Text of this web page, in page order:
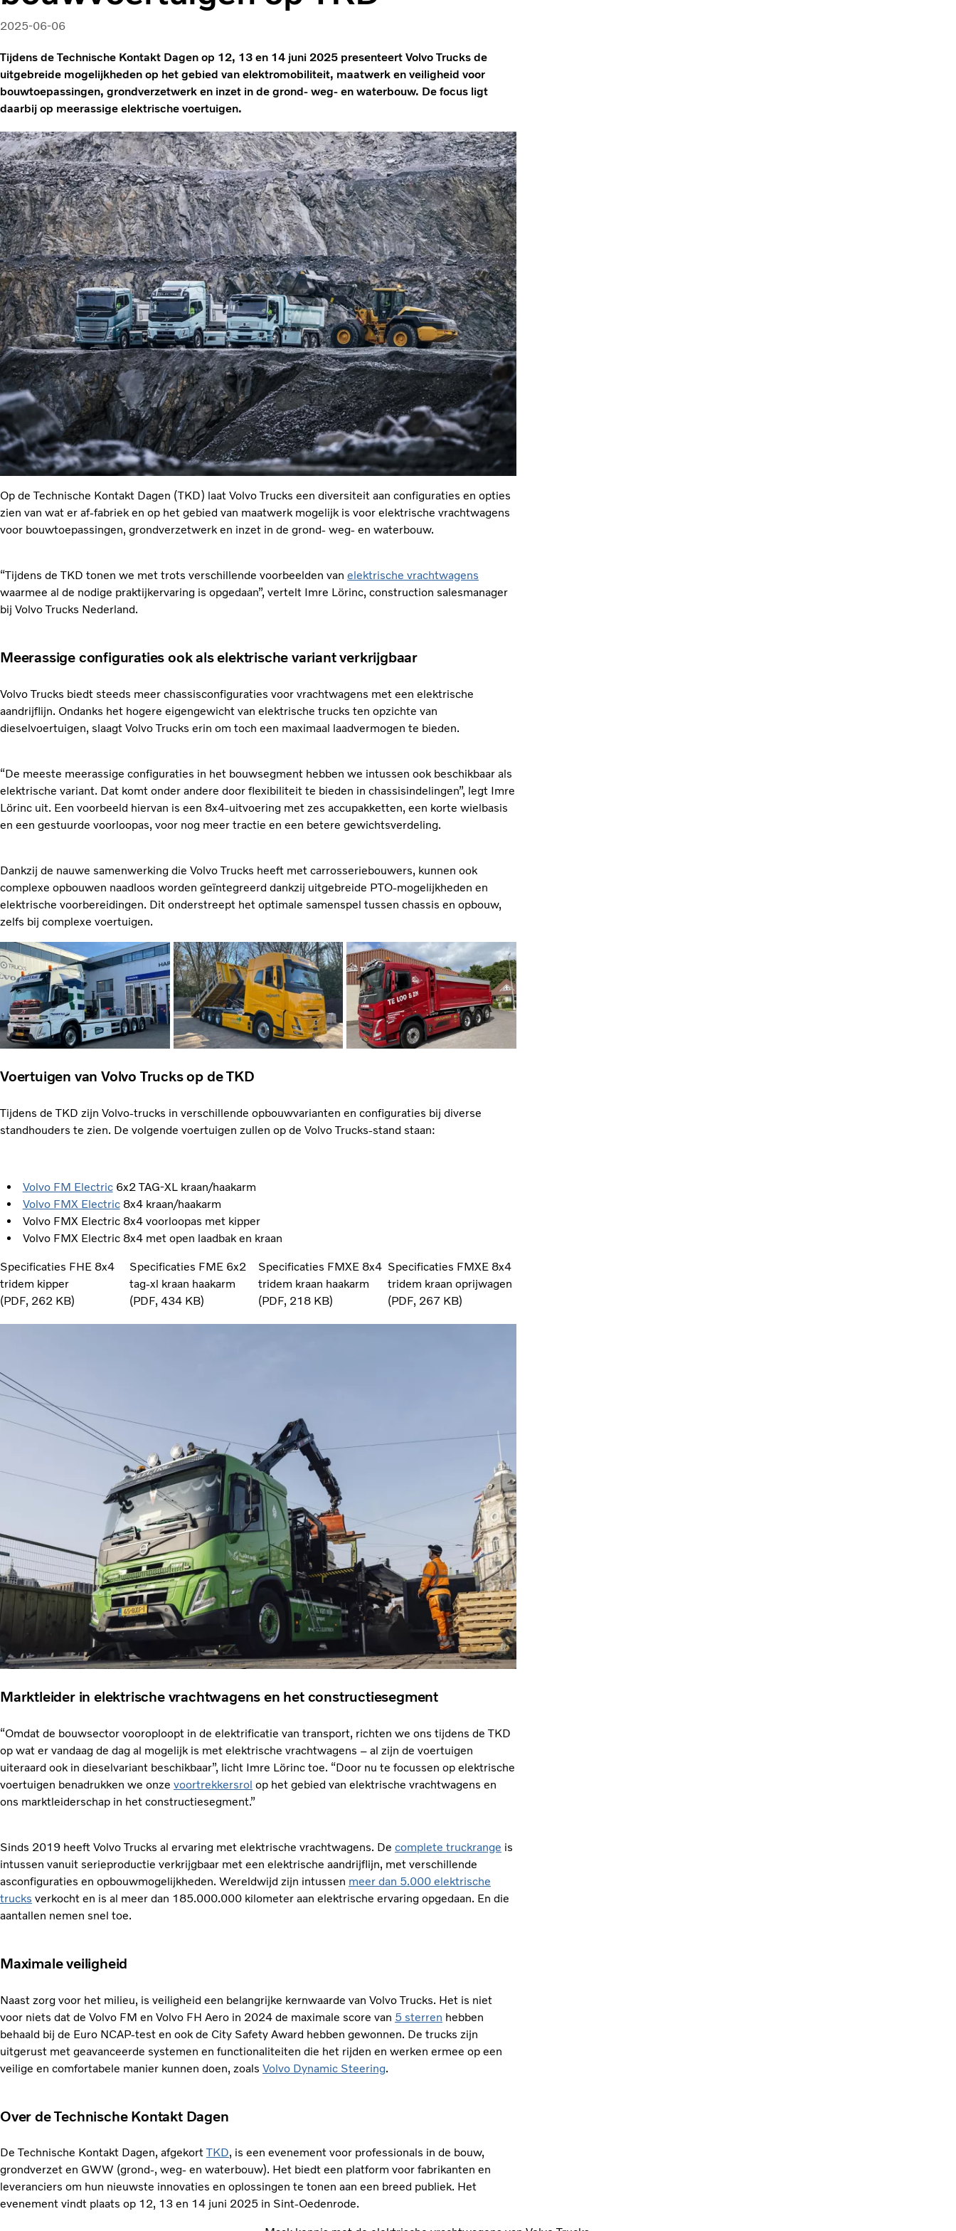
2025-06-06
Tijdens de Technische Kontakt Dagen op 12, 13 en 14 juni 2025 presenteert Volvo Trucks de
uitgebreide mogelijkheden op het gebied van elektromobiliteit, maatwerk en veiligheid voor
bouwtoepassingen, grondverzetwerk en inzet in de grond- weg- en waterbouw. De focus ligt
daarbij op meerassige elektrische voertuigen.
Op de Technische Kontakt Dagen (TKD) laat Volvo Trucks een diversiteit aan configuraties en opties
zien van wat er af-fabriek en op het gebied van maatwerk mogelijk is voor elektrische vrachtwagens
voor bouwtoepassingen, grondverzetwerk en inzet in de grond- weg- en waterbouw.
“Tijdens de TKD tonen we met trots verschillende voorbeelden van elektrische vrachtwagens
waarmee al de nodige praktijkervaring is opgedaan”, vertelt Imre Lörinc, construction salesmanager
bij Volvo Trucks Nederland.
Meerassige configuraties ook als elektrische variant verkrijgbaar
Volvo Trucks biedt steeds meer chassisconfiguraties voor vrachtwagens met een elektrische
aandrijflijn. Ondanks het hogere eigengewicht van elektrische trucks ten opzichte van
dieselvoertuigen, slaagt Volvo Trucks erin om toch een maximaal laadvermogen te bieden.
“De meeste meerassige configuraties in het bouwsegment hebben we intussen ook beschikbaar als
elektrische variant. Dat komt onder andere door flexibiliteit te bieden in chassisindelingen”, legt Imre
Lörinc uit. Een voorbeeld hiervan is een 8x4-uitvoering met zes accupakketten, een korte wielbasis
en een gestuurde voorloopas, voor nog meer tractie en een betere gewichtsverdeling.
Dankzij de nauwe samenwerking die Volvo Trucks heeft met carrosseriebouwers, kunnen ook
complexe opbouwen naadloos worden geïntegreerd dankzij uitgebreide PTO-mogelijkheden en
elektrische voorbereidingen. Dit onderstreept het optimale samenspel tussen chassis en opbouw,
zelfs bij complexe voertuigen.
Voertuigen van Volvo Trucks op de TKD
Tijdens de TKD zijn Volvo-trucks in verschillende opbouwvarianten en configuraties bij diverse
standhouders te zien. De volgende voertuigen zullen op de Volvo Trucks-stand staan:
Volvo FM Electric6x2 TAG-XL kraan/haakarm
Volvo FMX Electric8x4 kraan/haakarm
Volvo FMX Electric 8x4 voorloopas met kipper
Volvo FMX Electric 8x4 met open laadbak en kraan
Specificaties FHE 8x4
tridem kipper
PDF 262 KB
Specificaties FME 6x2
tag-xl kraan haakarm
PDF 434 KB
Specificaties FMXE 8x4
tridem kraan haakarm
PDF 218 KB
Specificaties FMXE 8x4
tridem kraan oprijwagen
PDF 267 KB
Marktleider in elektrische vrachtwagens en het constructiesegment
“Omdat de bouwsector vooroploopt in de elektrificatie van transport, richten we ons tijdens de TKD
op wat er vandaag de dag al mogelijk is met elektrische vrachtwagens – al zijn de voertuigen
uiteraard ook in dieselvariant beschikbaar”, licht Imre Lörinc toe. “Door nu te focussen op elektrische
voertuigen benadrukken we onze voortrekkersrol op het gebied van elektrische vrachtwagens en
ons marktleiderschap in het constructiesegment.”
Sinds 2019 heeft Volvo Trucks al ervaring met elektrische vrachtwagens. De complete truckrange is
intussen vanuit serieproductie verkrijgbaar met een elektrische aandrijflijn, met verschillende
asconfiguraties en opbouwmogelijkheden. Wereldwijd zijn intussen meer dan 5.000 elektrische
trucks verkocht en is al meer dan 185.000.000 kilometer aan elektrische ervaring opgedaan. En die
aantallen nemen snel toe.
Maximale veiligheid
Naast zorg voor het milieu, is veiligheid een belangrijke kernwaarde van Volvo Trucks. Het is niet
voor niets dat de Volvo FM en Volvo FH Aero in 2024 de maximale score van 5 sterren hebben
behaald bij de Euro NCAP-test en ook de City Safety Award hebben gewonnen. De trucks zijn
uitgerust met geavanceerde systemen en functionaliteiten die het rijden en werken ermee op een
veilige en comfortabele manier kunnen doen, zoals Volvo Dynamic Steering.
Over de Technische Kontakt Dagen
De Technische Kontakt Dagen, afgekortTKD, is een evenement voor professionals in de bouw,
grondverzet en GWW (grond-, weg- en waterbouw). Het biedt een platform voor fabrikanten en
leveranciers om hun nieuwste innovaties en oplossingen te tonen aan een breed publiek. Het
evenement vindt plaats op 12, 13 en 14 juni 2025 in Sint-Oedenrode.